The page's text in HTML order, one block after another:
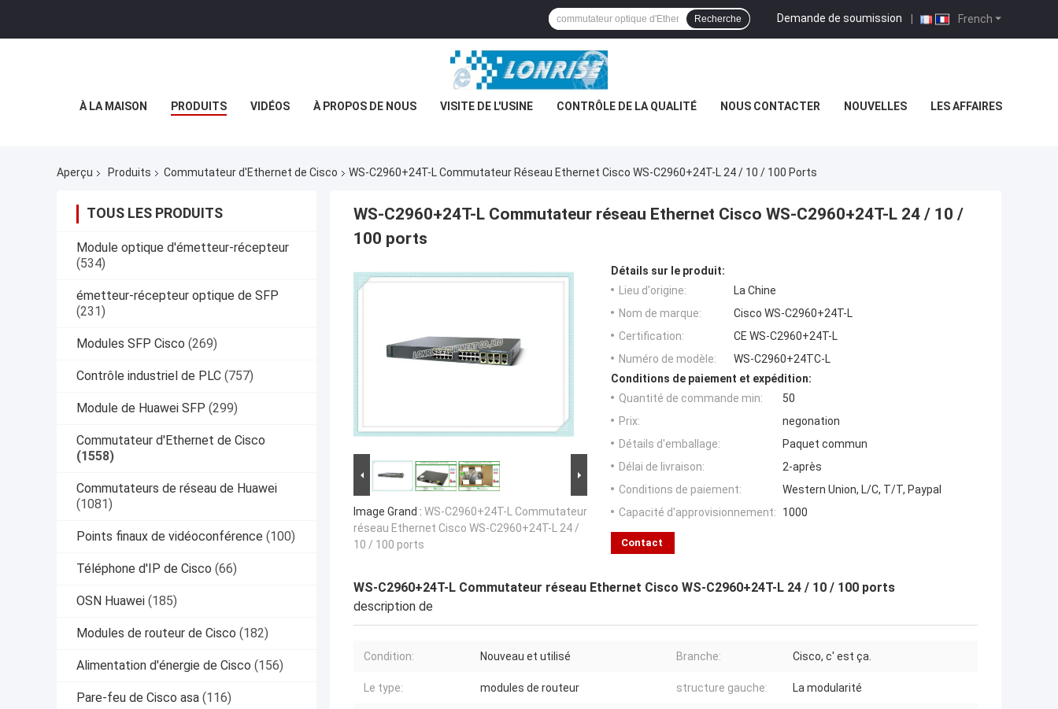
French
Demande de soumission |
Recherche
À LA MAISON PRODUITS VIDÉOS À PROPOS DE NOUS VISITE DE L'USINE CONTRÔLE DE LA QUALITÉ NOUS CONTACTER NOUVELLES LES AFFAIRES
Aperçu Produits Commutateur d'Ethernet de Cisco WS-C2960+24T-L Commutateur Réseau Ethernet Cisco WS-C2960+24T-L 24 / 10 / 100 Ports
TOUS LES PRODUITS
Module optique d'émetteur-récepteur
(534)
émetteur-récepteur optique de SFP
(231)
Modules SFP Cisco (269)
Contrôle industriel de PLC (757)
Module de Huawei SFP (299)
Commutateur d'Ethernet de Cisco
(1558)
Commutateurs de réseau de Huawei
(1081)
Points finaux de vidéoconférence (100)
Téléphone d'IP de Cisco (66)
OSN Huawei (185)
Modules de routeur de Cisco (182)
Alimentation d'énergie de Cisco (156)
Pare-feu de Cisco asa (116)
WS-C2960+24T-L Commutateur réseau Ethernet Cisco WS-C2960+24T-L 24 / 10 /
100 ports
Image Grand : WS-C2960+24T-L Commutateur
réseau Ethernet Cisco WS-C2960+24T-L 24 /
10 / 100 ports
Détails sur le produit:
Lieu d'origine:
La Chine
Nom de marque:
Cisco WS-C2960+24T-L
Certification:
CE WS-C2960+24T-L
Numéro de modèle:
WS-C2960+24TC-L
Conditions de paiement et expédition:
Quantité de commande min:
50
Prix:
negonation
Détails d'emballage:
Paquet commun
Délai de livraison:
2-après
Conditions de paiement:
Western Union, L/C, T/T, Paypal
Capacité d'approvisionnement:
1000
Contact
WS-C2960+24T-L Commutateur réseau Ethernet Cisco WS-C2960+24T-L 24 / 10 / 100 ports
description de
Condition: Nouveau et utilisé Branche: Cisco, c' est ça.
Le type: modules de routeur structure gauche: La modularité